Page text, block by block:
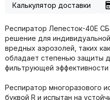
Калькулятор доставки
Респиратор Лепесток-40Е
решение для
вредных аэрозолей, таких
обладает степенью защиты
фильтрующей эффективности
Респиратор многоразового
буквой R и испытан на